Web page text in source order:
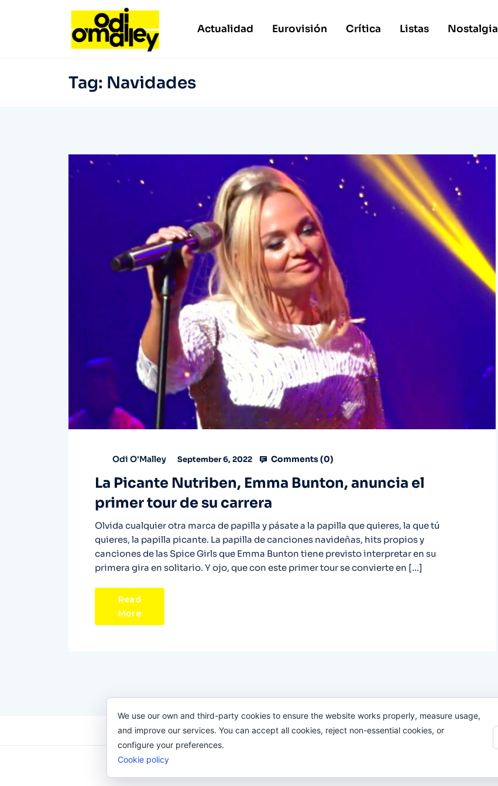
Actualidad Eurovisión Crítica Listas Nostalgia
Tag: Navidades
Odi O'Malley September 6, 2022 Comments (0)
La Picante Nutriben, Emma Bunton, anuncia el
primer tour de su carrera
Olvida cualquier otra marca de papilla y pásate a la papilla que quieres, la que tú
quieres, la papilla picante. La papilla de canciones navideñas, hits propios y
canciones de las Spice Girls que Emma Bunton tiene previsto interpretar en su
primera gira en solitario. Y ojo, que con este primer tour se convierte en […]
Read
More
We use our own and third-party cookies to ensure the website works properly, measure usage,
and improve our services. You can accept all cookies, reject non-essential cookies, or
configure your preferences.
Cookie policy